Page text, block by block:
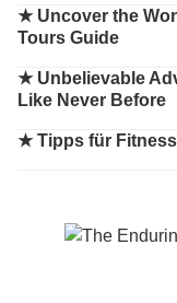
★ Uncover the
Tours Guide
★ Unbelievable
Like Never Before
★Tipps für